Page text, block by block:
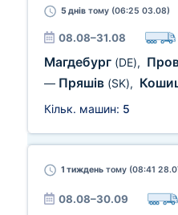
5 днів тому (06:25 03.08)
08.08–31.08
Магдебург (DE),
— Пряшів (SK),
Кільк. машин: 5
1 тиждень тому (08:41
08.08–30.09